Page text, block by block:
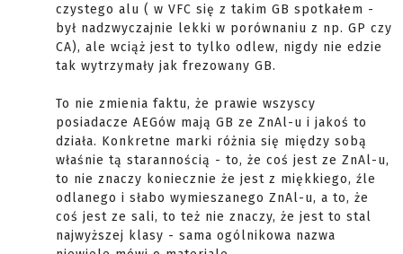
czystego alu ( w VFC się z takim GB spotkałem -
był nadzwyczajnie lekki w porównaniu z np. GP czy
CA), ale wciąż jest to tylko odlew, nigdy nie edzie
tak wytrzymały jak frezowany GB.
To nie zmienia faktu, że prawie wszyscy
posiadacze AEGów mają GB ze ZnAl-u i jakoś to
działa. Konkretne marki różnia się między sobą
właśnie tą starannością - to, że coś jest ze ZnAl-u,
to nie znaczy koniecznie że jest z miękkiego, źle
odlanego i słabo wymieszanego ZnAl-u, a to, że
coś jest ze sali, to też nie znaczy, że jest to stal
najwyższej klasy - sama ogólnikowa nazwa